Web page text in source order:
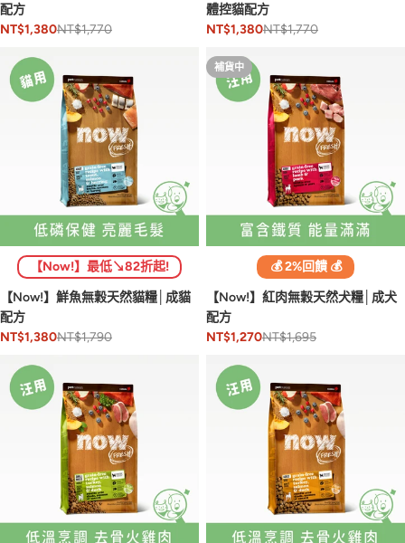
配方
NT$1,380NT$1,770
體控貓配方
NT$1,380NT$1,770
【Now!】最低↘82折起!
【Now!】鮮魚無穀天然貓糧│成貓
配方
NT$1,380NT$1,790
補貨中
💰 2%回饋 💰
【Now!】紅肉無穀天然犬糧│成犬
配方
NT$1,270NT$1,695